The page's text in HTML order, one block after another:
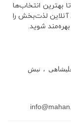
بهترین انتخاب‌ها
آنلاین لذت‌بخش را
شوید.
، نبش